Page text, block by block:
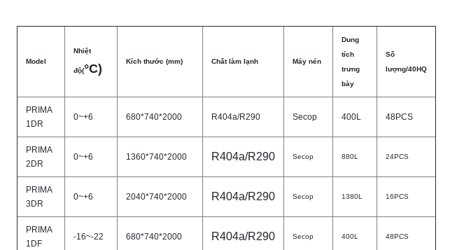
Model
Nhiệt
độ(°C)
Kích thước (mm) Chất làm lạnh Máy nén
Dung
tích
trưng
bày
Số
lượng/40HQ
PRIMA
1DR
0~+6 680*740*2000 R404a/R290 Secop 400L 48PCS
PRIMA
2DR
0~+6 1360*740*2000 R404a/R290 Secop 880L 24PCS
PRIMA
3DR
0~+6 2040*740*2000 R404a/R290 Secop 1380L 16PCS
PRIMA
1DF
-16~-22 680*740*2000 R404a/R290 Secop 400L 48PCS